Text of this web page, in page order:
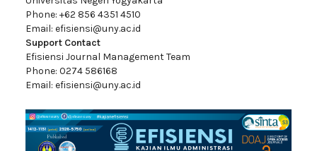
Phone: +62 856 4351 4510
Email: efisiensi@uny.ac.id
Support Contact
Efisiensi Journal Management Team
Phone: 0274 586168
Email: efisiensi@uny.ac.id